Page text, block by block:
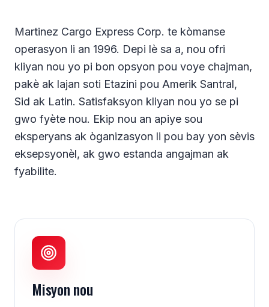
Martinez Cargo Express Corp. te kòmanse
operasyon li an 1996. Depi lè sa a, nou ofri
kliyan nou yo pi bon opsyon pou voye chajman,
pakè ak lajan soti Etazini pou Amerik Santral,
Sid ak Latin. Satisfaksyon kliyan nou yo se pi
gwo fyète nou. Ekip nou an apiye sou
eksperyans ak òganizasyon li pou bay yon sèvis
eksepsyonèl, ak gwo estanda angajman ak
fyabilite.
Misyon nou